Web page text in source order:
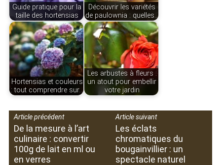
Guide pratique pour la
taille des hortensias
Découvrir les variétés
de paulownia : quelles…
Hortensias et couleurs
: tout comprendre sur…
Les arbustes à fleurs :
un atout pour embellir
votre jardin
Article précédent
De la mesure à l’art
culinaire : convertir
100g de lait en ml ou
en verres
Article suivant
Les éclats
chromatiques du
bougainvillier : un
spectacle naturel